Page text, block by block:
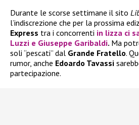
Durante le scorse settimane il sito
l’indiscrezione che per la prossima
Express tra i concorrenti in lizza ci
Luzzi e Giuseppe Garibaldi. Ma
soli “pescati” dal Grande Fratello.
rumor, anche Edoardo Tavassi
partecipazione.